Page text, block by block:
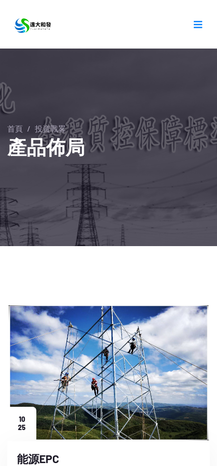
首頁 / 投資戰畧
產品佈局
10
25
能源EPC